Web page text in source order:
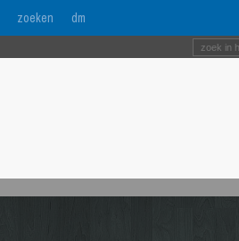
zoeken dm